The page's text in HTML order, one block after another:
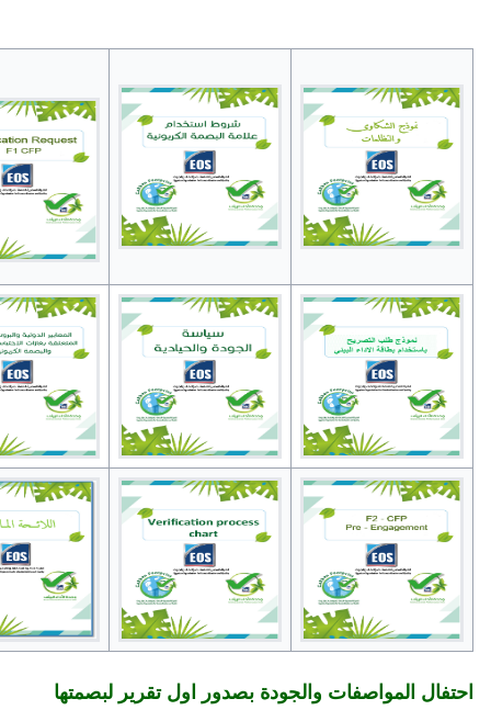
احتفال المواصفات والجودة بصدور اول تقرير لبصمتها